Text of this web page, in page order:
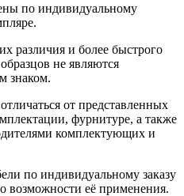
по индивидуальному
различия и более быстрого
не являются
знаком.
от представленных
фурнитуре, а также
комплектующих и
по индивидуальному заказу
возможности её применения.